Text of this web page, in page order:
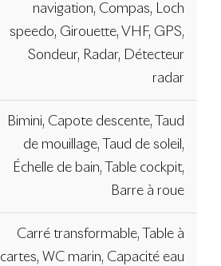
navigation, Compas, Loch
speedo, Girouette, VHF, GPS,
Sondeur, Radar, Détecteur
radar
Bimini, Capote descente, Taud
de mouillage, Taud de soleil,
Échelle de bain, Table cockpit,
Barre à roue
Carré transformable, Table à
cartes, WC marin, Capacité eau